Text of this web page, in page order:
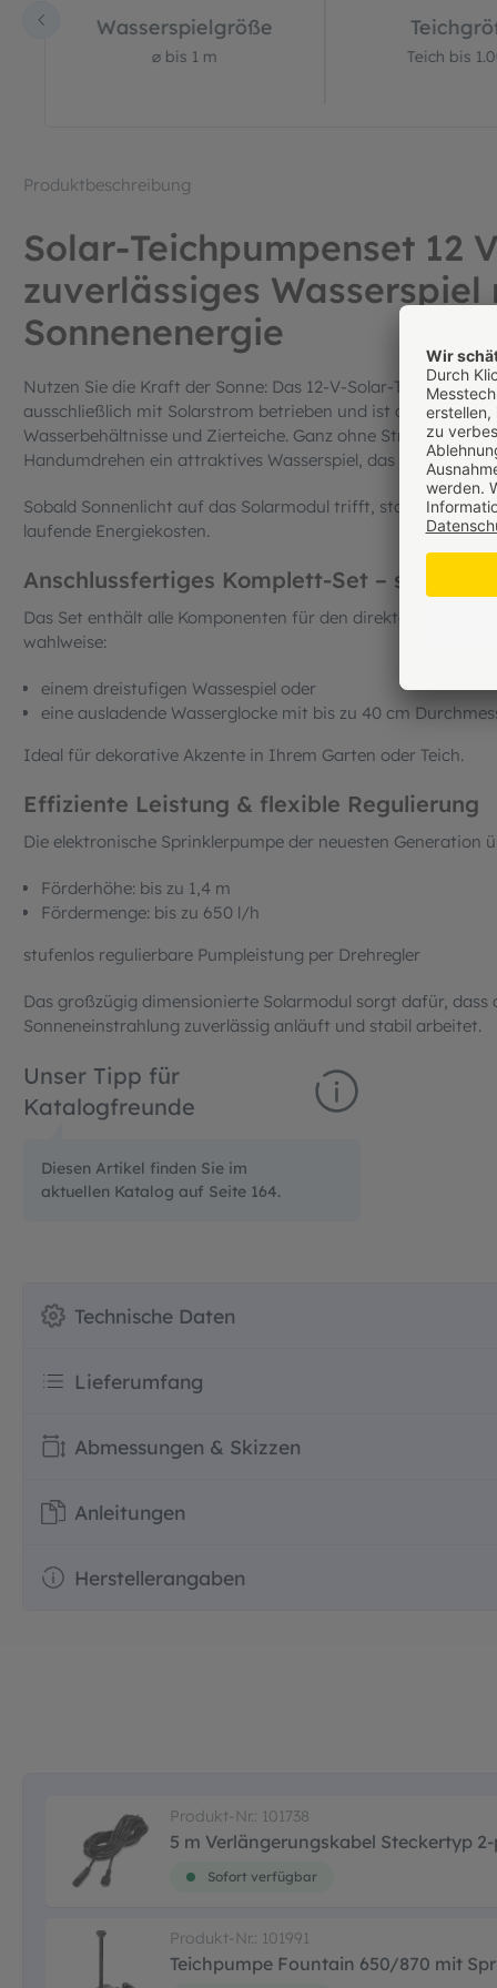
Wasserspielgröße
⌀ bis 1 m Teich bis
Produktbeschreibung
Solar-Teichpumpenset 12
zuverlässiges
Sonnenenergie
Nutzen Sie die Kraft der Sonne: Das 12-V-Solar-
ausschließlich mit Solarstrom betrieben und ist die ideale
Wasserbehältnisse und Zierteiche. Ganz ohne
Handumdrehen ein attraktives Wasserspiel, das
Sobald Sonnenlicht auf das Solarmodul trifft, startet die
laufende Energiekosten.
Anschlussfertiges Komplett-Set – sofort
Das Set enthält alle Komponenten für den direkten Betrieb.
wahlweise:
einem dreistufigen Wassespiel oder
eine ausladende Wasserglocke mit bis zu 40 cm
Ideal für dekorative Akzente in Ihrem Garten oder Teich.
Effiziente Leistung & flexible Regulierung
Die elektronische Sprinklerpumpe der neuesten Generation
Förderhöhe: bis zu 1,4 m
Fördermenge: bis zu 650 l/h
stufenlos regulierbare Pumpleistung per Drehregler
Das großzügig dimensionierte Solarmodul sorgt dafür, dass
Sonneneinstrahlung zuverlässig anläuft und stabil arbeitet.
Unser Tipp für
Katalogfreunde
Diesen Artikel finden Sie im
aktuellen Katalog auf Seite 164.
Technische Daten
Lieferumfang
Abmessungen & Skizzen
Anleitungen
Herstellerangaben
Produkt-Nr.: 101738
5 m Verlängerungskabel Steckertyp
Sofort verfügbar
Produkt-Nr.: 101991
Teichpumpe Fountain 650/870 mit